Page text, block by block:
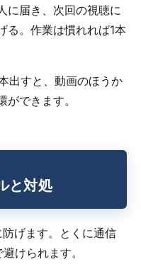
に届き、次回の視聴に
る。作業は慣れれば1本
出すと、動画のほうか
できます。
と対処
げます。とくに通信
けられます。